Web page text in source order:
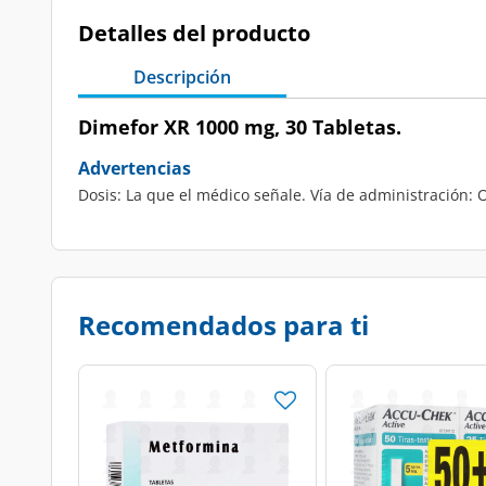
Detalles del producto
Descripción
Dimefor XR 1000 mg, 30 Tabletas.
Advertencias
Dosis: La que el médico señale. Vía de administración:
Recomendados para ti